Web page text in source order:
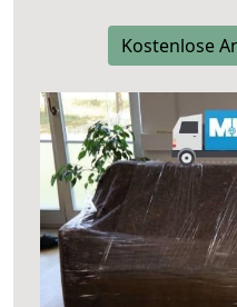
Kostenlose